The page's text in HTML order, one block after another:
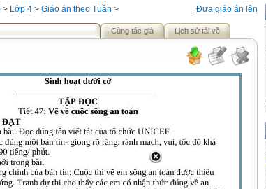
Đưa giáo án lên
> Lớp 4 > Giáo án theo Tuần >
Cùng tác giả Lịch sử tải về